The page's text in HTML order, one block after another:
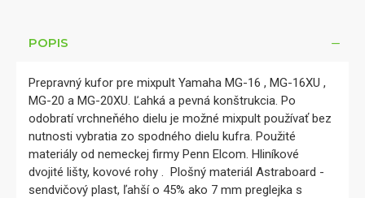
POPIS
Prepravný kufor pre mixpult Yamaha MG-16 , MG-16XU ,
MG-20 a MG-20XU. Ľahká a pevná konštrukcia. Po
odobratí vrchneňého dielu je možné mixpult používať bez
nutnosti vybratia zo spodného dielu kufra. Použité
materiály od nemeckej firmy Penn Elcom. Hliníkové
dvojité lišty, kovové rohy . Plošný materiál Astraboard -
sendvičový plast, ľahší o 45% ako 7 mm preglejka s